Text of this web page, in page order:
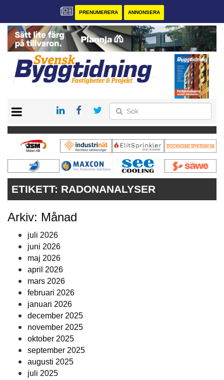
PRENUMERERA ANNONSERA
PRENUMERERA
VÅRA ANDRA MAGASIN
ANNONSERA
KONTAKT
ETIKETT: RADONANALYSER
Arkiv: Månad
juli 2026
juni 2026
maj 2026
april 2026
mars 2026
februari 2026
januari 2026
december 2025
november 2025
oktober 2025
september 2025
augusti 2025
juli 2025